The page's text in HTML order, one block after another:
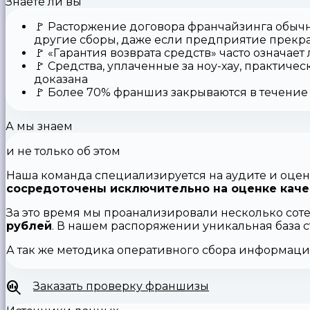
🚩 Расторжение договора франчайзинга
другие сборы, даже если предприятие
🚩 «Гарантия возврата средств» часто
🚩 Средства, уплаченные за ноу-хау,
доказана
🚩 Более 70% франшиз закрываются в
А мы знаем
и не только об этом
Наша команда специализируется на аудите и
сосредоточены исключительно на оценке
За это время мы проанализировали несколько
рублей. В нашем распоряжении уникальная база
А так же методика оперативного сбора
Заказать проверку франшизы